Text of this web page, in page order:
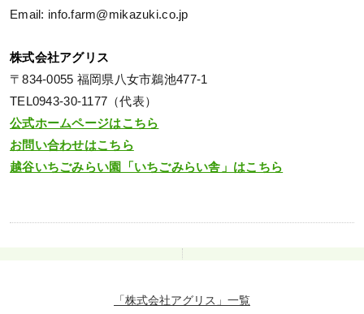
Email: info.farm@mikazuki.co.jp
株式会社アグリス
〒834-0055 福岡県八女市鵜池477-1
TEL0943-30-1177（代表）
公式ホームページはこちら
お問い合わせはこちら
越谷いちごみらい園「いちごみらい舎」はこちら
「株式会社アグリス」